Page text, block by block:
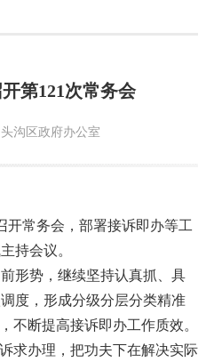
第121次常务会
沟区政府办公室
开常务会，部署接诉即办等工
持会议。
形势，继续坚持认真抓、具
度，形成分级分层分类精准
不断提高接诉即办工作质效。
求办理，把功夫下在解决实际